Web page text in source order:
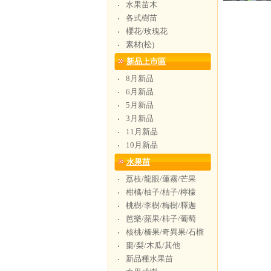
‧
水果苗木
‧
各式樹苗
‧
櫻花/玫瑰花
‧
素材(松)
新品上市區
‧
8月新品
‧
6月新品
‧
5月新品
‧
3月新品
‧
11月新品
‧
10月新品
水果苗
‧
荔枝/龍眼/蓮霧/芒果
‧
柑橘/柚子/桔子/檸檬
‧
桃樹/李樹/梅樹/釋迦
‧
芭樂/蘋果/柿子/葡萄
‧
核桃/榛果/奇異果/石榴
‧
棗/梨/木瓜/其他
‧
新品種水果苗